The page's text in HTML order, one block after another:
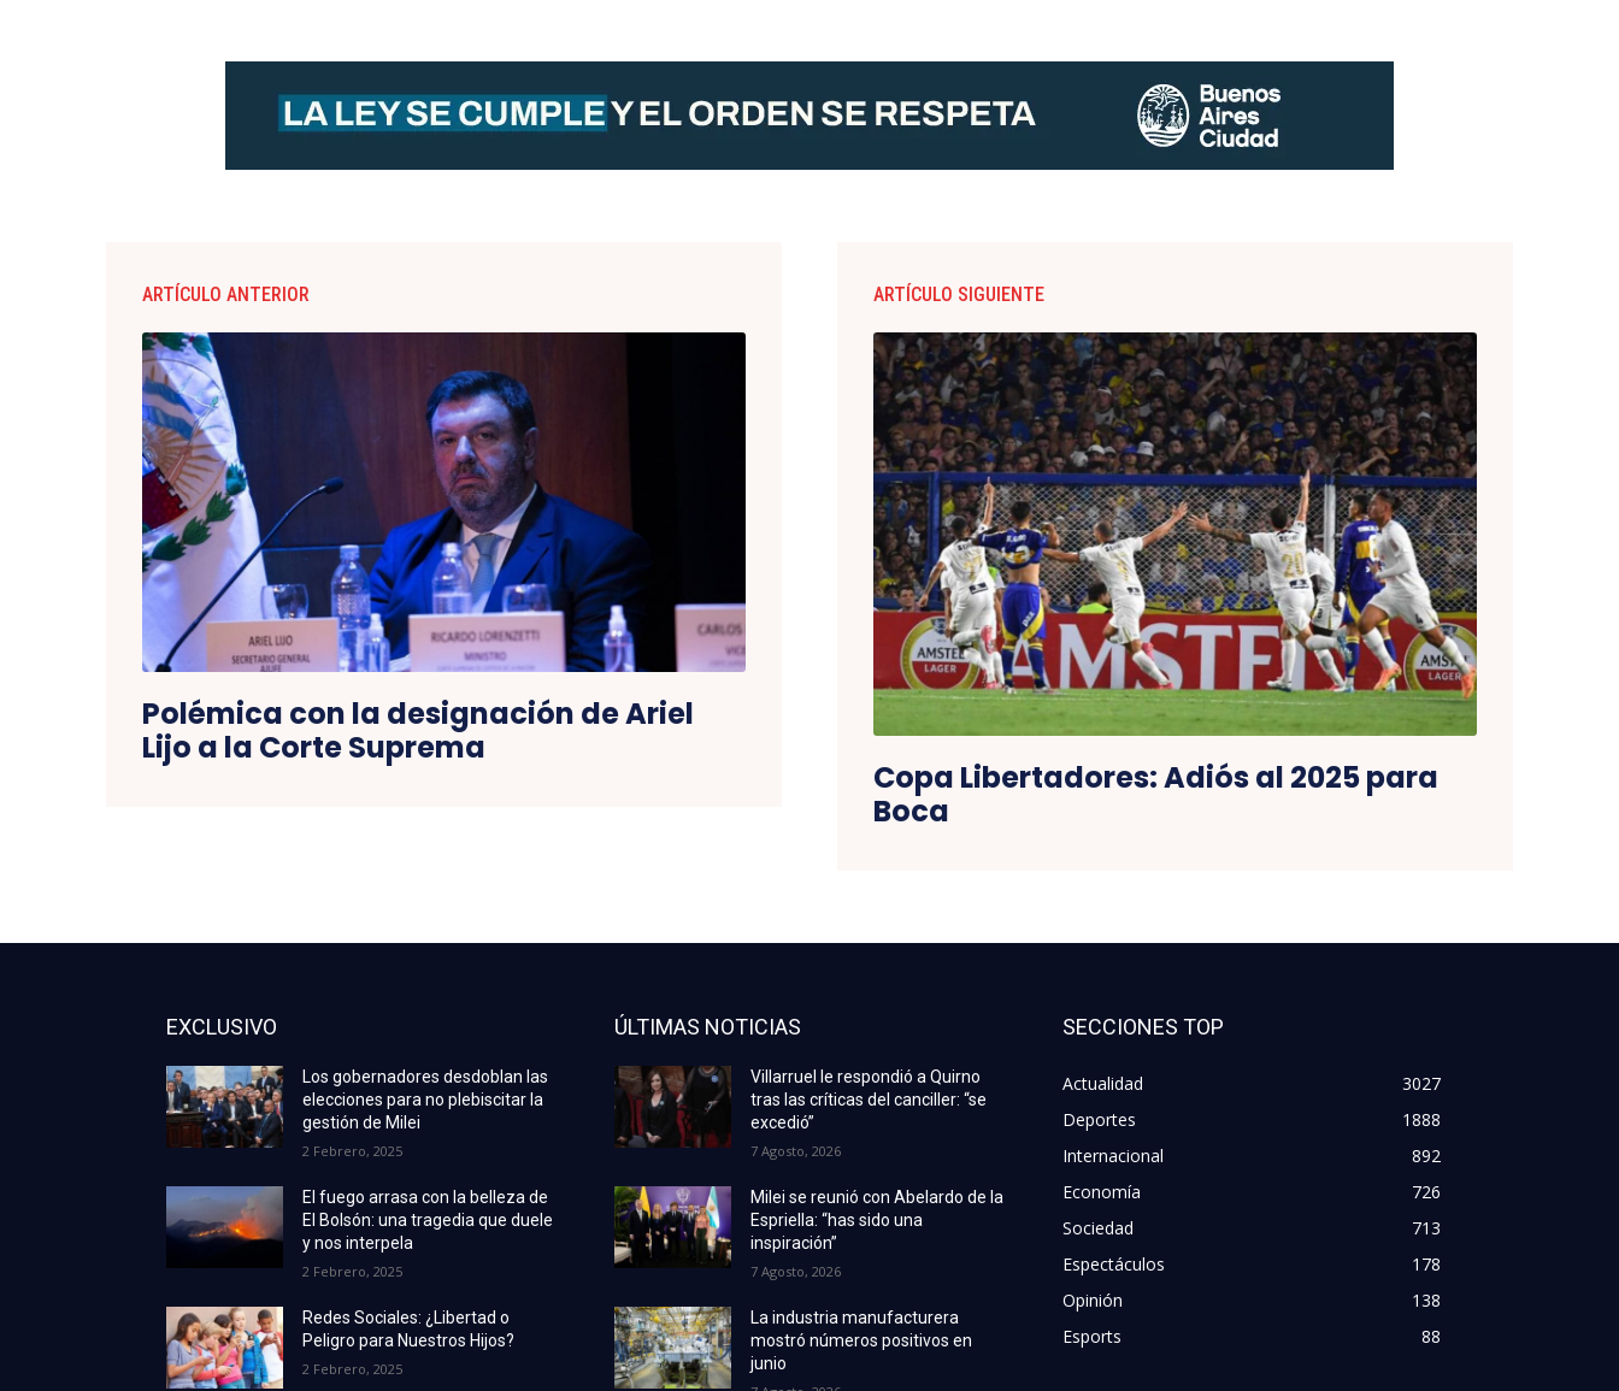
ARTÍCULO ANTERIOR
Polémica con la designación de Ariel
Lijo a la Corte Suprema
ARTÍCULO SIGUIENTE
Copa Libertadores: Adiós al 2025 para
Boca
EXCLUSIVO
Los gobernadores desdoblan las
elecciones para no plebiscitar la
gestión de Milei
2 Febrero, 2025
El fuego arrasa con la belleza de
El Bolsón: una tragedia que duele
y nos interpela
2 Febrero, 2025
Redes Sociales: ¿Libertad o
Peligro para Nuestros Hijos?
2 Febrero, 2025
ÚLTIMAS NOTICIAS
Villarruel le respondió a Quirno
tras las críticas del canciller: “se
excedió”
7 Agosto, 2026
Milei se reunió con Abelardo de la
Espriella: “has sido una
inspiración”
7 Agosto, 2026
La industria manufacturera
mostró números positivos en
junio
SECCIONES TOP
Actualidad
3027
Deportes
1888
Internacional
892
Economía
726
Sociedad
713
Espectáculos
178
Opinión
138
Esports
88